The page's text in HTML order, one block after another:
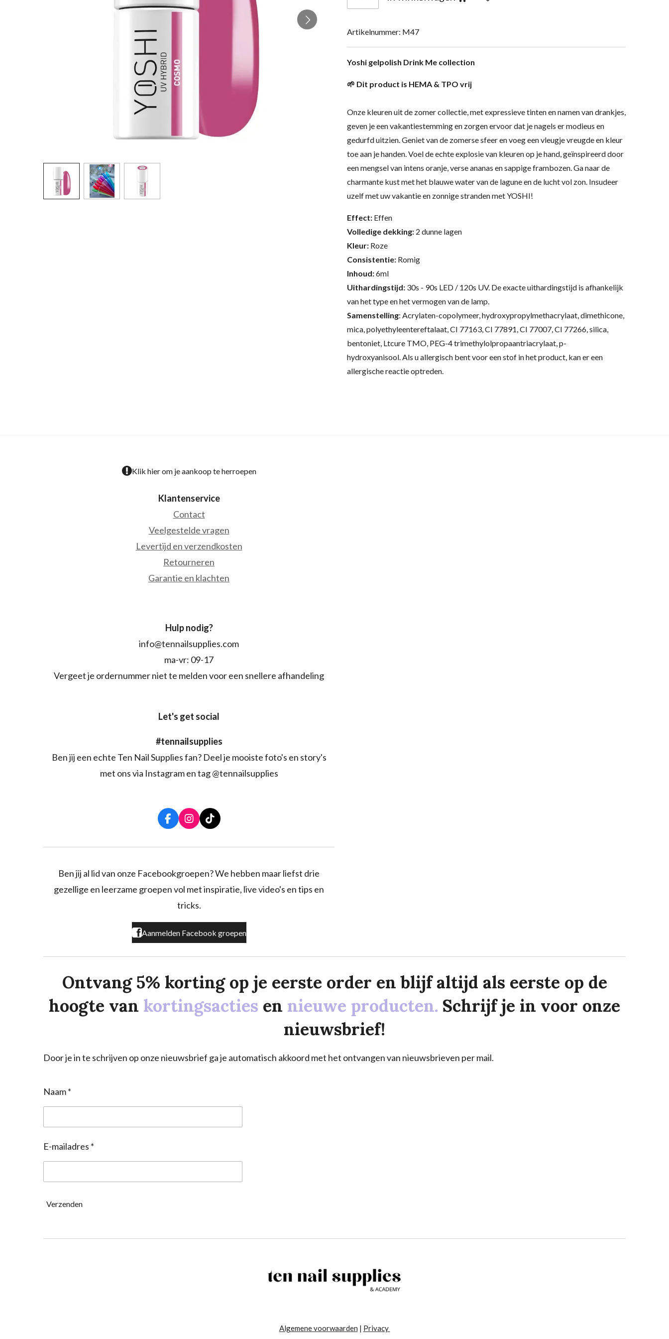
Artikelnummer: M47
Yoshi gelpolish Drink Me collection
🌱 Dit product is HEMA & TPO vrij
Onze kleuren uit de zomer collectie, met expressieve tinten en namen van drankjes,
geven je een vakantiestemming en zorgen ervoor dat je nagels er modieus en
gedurfd uitzien. Geniet van de zomerse sfeer en voeg een vleugje vreugde en kleur
toe aan je handen. Voel de echte explosie van kleuren op je hand, geïnspireerd door
een mengsel van intens oranje, verse ananas en sappige frambozen. Ga naar de
charmante kust met het blauwe water van de lagune en de lucht vol zon. Insudeer
uzelf met uw vakantie en zonnige stranden met YOSHI!
Effect: Effen
Volledige dekking: 2 dunne lagen
Kleur: Roze
Consistentie: Romig
Inhoud:6ml
Uithardingstijd: 30s - 90s LED / 120s UV. De exacte uithardingstijd is afhankelijk
van het type en het vermogen van de lamp.
Samenstelling: Acrylaten-copolymeer, hydroxypropylmethacrylaat, dimethicone,
mica, polyethyleentereftalaat, CI 77163, CI 77891, CI 77007, CI 77266, silica,
bentoniet, Ltcure TMO, PEG-4 trimethylolpropaantriacrylaat, p-
hydroxyanisool.Als u allergisch bent voor een stof in het product, kan er een
allergische reactie optreden.
Klik hier om je aankoop te herroepen
Klantenservice
Contact
Veelgestelde vragen
Levertijd en verzendkosten
Retourneren
Garantie en klachten
Hulp nodig?
info@tennailsupplies.com
ma-vr: 09-17
Vergeet je ordernummer niet te melden voor een snellere afhandeling
Let's get social
#tennailsupplies
Ben jij een echte Ten Nail Supplies fan? Deel je mooiste foto's en story's
met ons via Instagram en tag @tennailsupplies
F
a
o
k
I
n
r
a
T
i
k
Ben jij al lid van onze Facebookgroepen? We hebben maar liefst drie
gezellige en leerzame groepen vol met inspiratie, live video's en tips en
tricks.
Aanmelden Facebook groepen
Ontvang 5% korting op je eerste order en blijf altijd als eerste op de
hoogte van kortingsacties en nieuwe producten. Schrijf je in voor onze
nieuwsbrief!
Door je in te schrijven op onze nieuwsbrief ga je automatisch akkoord met het ontvangen van nieuwsbrieven per mail.
Naam *
E-mailadres *
Verzenden
Algemene voorwaarden | Privacy